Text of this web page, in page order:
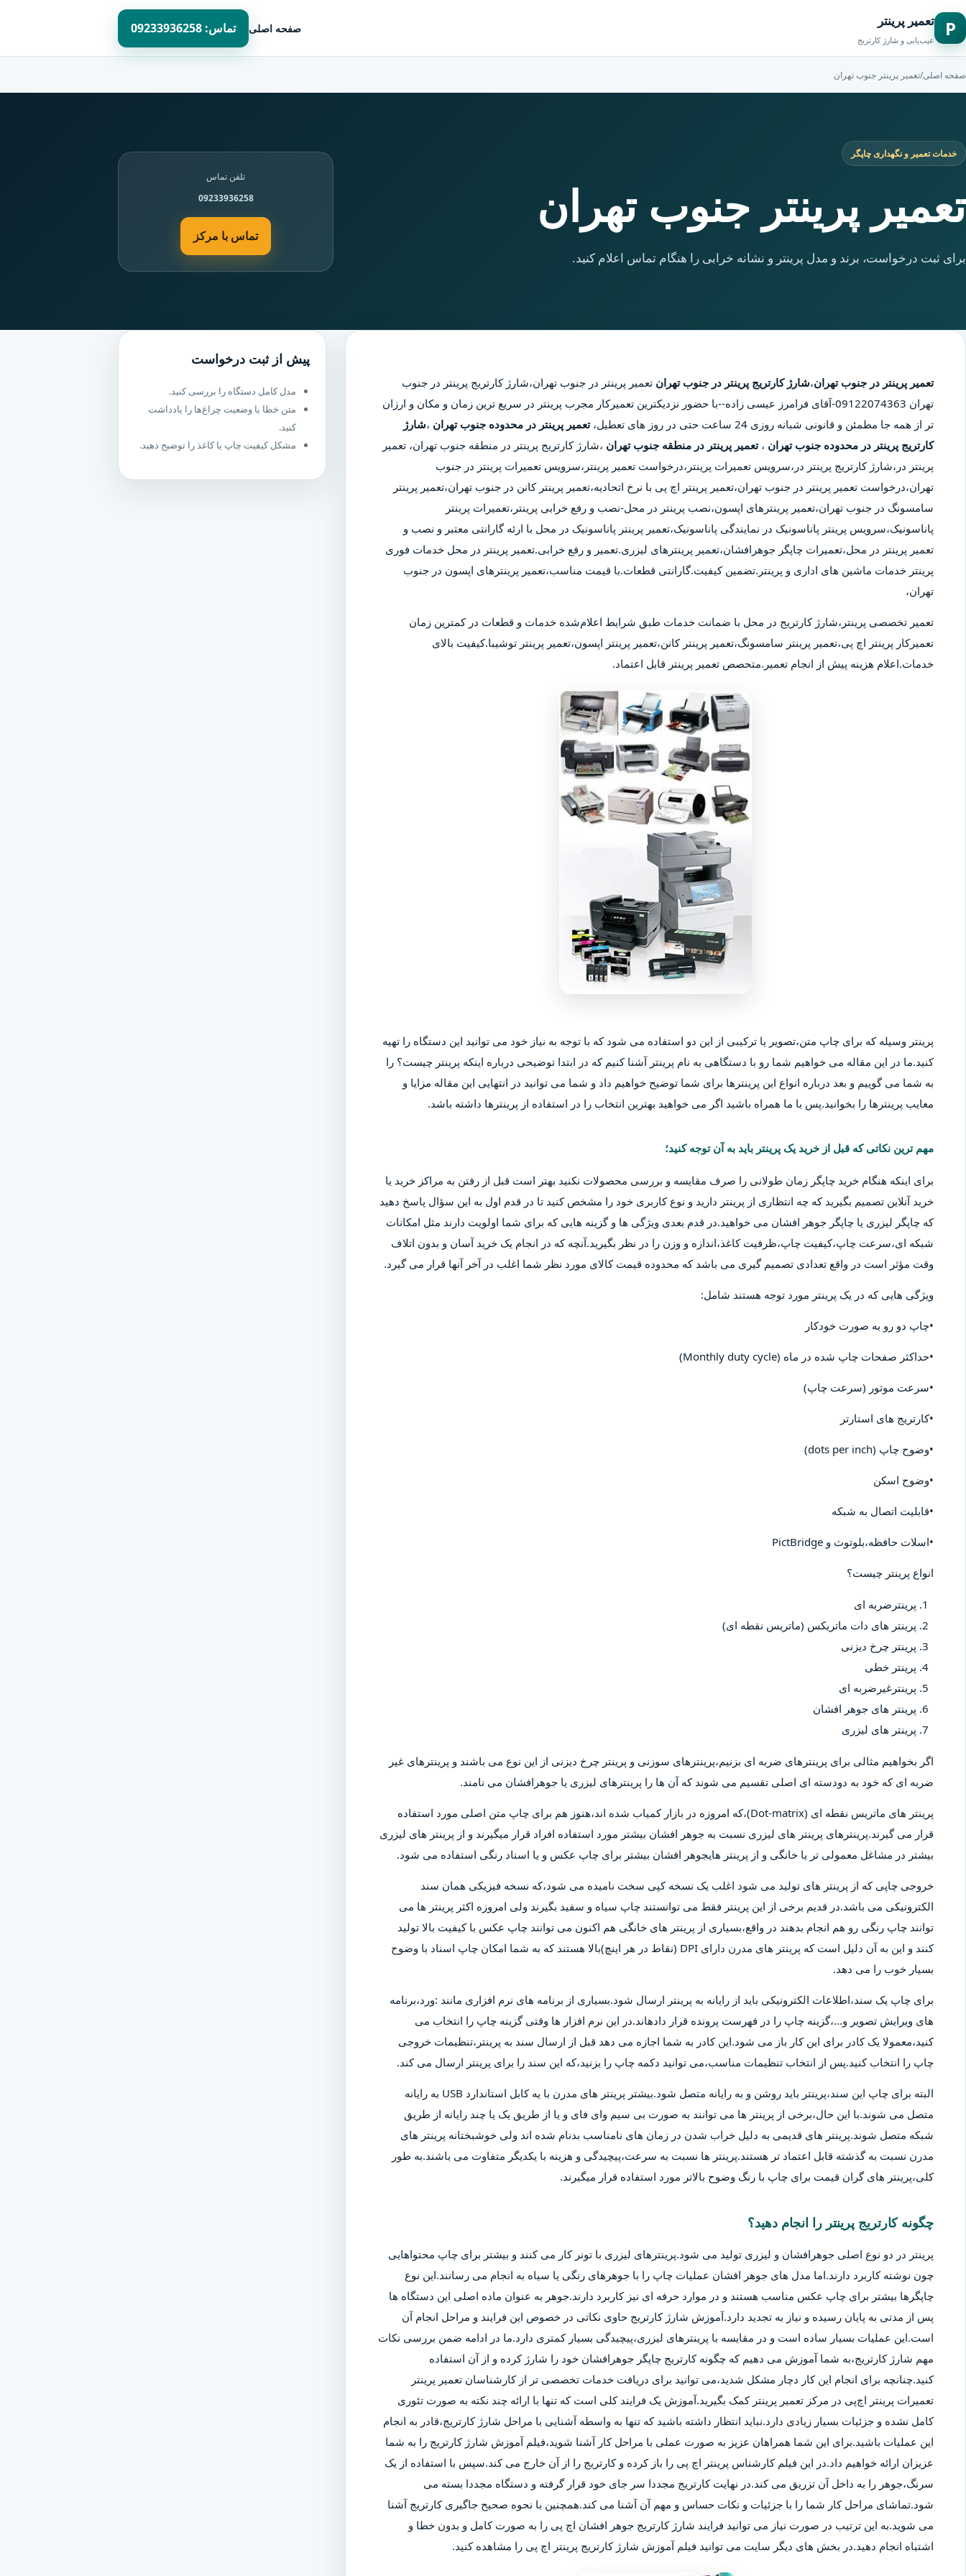
P تعمیر پرینتر
عیب‌یابی و شارژ کارتریج
صفحه اصلی تماس: 09233936258
صفحه اصلی/تعمیر پرینتر جنوب تهران
خدمات تعمیر و نگهداری چاپگر
تعمیر پرینتر جنوب تهران
برای ثبت درخواست، برند و مدل پرینتر و نشانه خرابی را هنگام تماس اعلام کنید.
تلفن تماس
09233936258
تماس با مرکز
تعمیر پرینتر در جنوب تهران،شارژ کارتریج پرینتر در جنوب تهران تعمیر پرینتر در جنوب تهران،شارژ کارتریج پرینتر در جنوب
تهران
09122074363-آقای فرامرز عیسی زاده--با حضور نزدیکترین تعمیرکار مجرب پرینتر در سریع ترین زمان و مکان و ارزان
تر از همه جا مطمئن و قانونی شبانه روزی 24 ساعت حتی در روز های تعطیل،
تعمیر پرینتر در محدوده جنوب تهران ،شارژ
کارتریج پرینتر در محدوده جنوب تهران ، تعمیر پرینتر در منطقه جنوب تهران ،شارژ کارتریج پرینتر در منطقه جنوب تهران، تعمیر
پرینتر در،شارژ کارتریج پرینتر در،سرویس تعمیرات پرینتر،درخواست تعمیر پرینتر،سرویس تعمیرات پرینتر در جنوب
تهران،درخواست تعمیر پرینتر در جنوب تهران،تعمیر پرینتر اچ پی با نرخ اتحادیه،تعمیر پرینتر کانن در جنوب تهران،تعمیر پرینتر
سامسونگ در جنوب تهران،تعمیر پرینترهای اپسون،نصب پرینتر در محل-نصب و رفع خرابی پرینتر،تعمیرات پرینتر
پاناسونیک،سرویس پرینتر پاناسونیک در نمایندگی پاناسونیک،تعمیر پرینتر پاناسونیک در محل با ارئه گارانتی معتبر و نصب و
تعمیر پرینتر در محل،تعمیرات چاپگر جوهرافشان،تعمیر پرینترهای لیزری.تعمیر و رفع خرابی.تعمیر پرینتر در محل خدمات فوری
پرینتر خدمات ماشین های اداری و پرینتر.تضمین کیفیت.گارانتی قطعات.با قیمت مناسب،تعمیر پرینترهای اپسون در جنوب
تهران،
تعمیر تخصصی پرینتر،شارژ کارتریج در محل با ضمانت خدمات طبق شرایط اعلام‌شده خدمات و قطعات در کمترین زمان
تعمیرکار پرینتر اچ پی،تعمیر پرینتر سامسونگ،تعمیر پرینتر کانن،تعمیر پرینتر اپسون،تعمیر پرینتر توشیبا.کیفیت بالای
خدمات.اعلام هزینه پیش از انجام تعمیر.متحصص تعمیر پرینتر قابل اعتماد.
پرینتر وسیله که برای چاپ متن،تصویر یا ترکیبی از این دو استفاده می شود که با توجه به نیاز خود می توانید این دستگاه را تهیه
کنید.ما در این مقاله می خواهیم شما رو با دستگاهی به نام پرینتر آشنا کنیم که در ابتدا توضیحی درباره اینکه پرینتر چیست؟ را
به شما می گوییم و بعد درباره انواع این پرینترها برای شما توضیح خواهیم داد و شما می توانید در انتهایی این مقاله مزایا و
معایب پرینترها را بخوانید.پس با ما همراه باشید اگر می خواهید بهترین انتخاب را در استفاده از پرینترها داشته باشد.
مهم ترین نکاتی که قبل از خرید یک پرینتر باید به آن توجه کنید؛
برای اینکه هنگام خرید چاپگر زمان طولانی را صرف مقایسه و بررسی محصولات نکنید بهتر است قبل از رفتن به مراکز خرید یا
خرید آنلاین تصمیم بگیرید که چه انتظاری از پرینتر دارید و نوع کاربری خود را مشخص کنید تا در قدم اول به این سؤال پاسخ دهید
که چاپگر لیزری یا چاپگر جوهر افشان می خواهید.در قدم بعدی ویژگی ها و گزینه هایی که برای شما اولویت دارند مثل امکانات
شبکه ای،سرعت چاپ،کیفیت چاپ،ظرفیت کاغذ،اندازه و وزن را در نظر بگیرید.آنچه که در انجام یک خرید آسان و بدون اتلاف
وقت مؤثر است در واقع تعدادی تصمیم گیری می باشد که محدوده قیمت کالای مورد نظر شما اغلب در آخر آنها قرار می گیرد.
ویژگی هایی که در یک پرینتر مورد توجه هستند شامل:
•چاپ دو رو به صورت خودکار
•حداکثر صفحات چاپ شده در ماه (Monthly duty cycle)
•سرعت موتور (سرعت چاپ)
•کارتریج های استارتر
•وضوح چاپ (dots per inch)
•وضوح اسکن
•قابلیت اتصال به شبکه
•اسلات حافظه،بلوتوث و PictBridge
انواع پرینتر چیست؟
پرینترضربه ای
پرینتر های دات ماتریکس (ماتریس نقطه ای)
پرینتر چرخ دیزنی
پرینتر خطی
پرینترغیرضربه ای
پرینتر های جوهر افشان
پرینتر های لیزری
اگر بخواهیم مثالی برای پرینترهای ضربه ای بزنیم،پرینترهای سوزنی و پرینتر چرخ دیزنی از این نوع می باشند و پرینترهای غیر
ضربه ای که خود به دودسته ای اصلی تقسیم می شوند که آن ها را پرینترهای لیزری یا جوهرافشان می نامند.
پرینتر های ماتریس نقطه ای (Dot-matrix)،که امروزه در بازار کمیاب شده اند،هنوز هم برای چاپ متن اصلی مورد استفاده
قرار می گیرند.پرینترهای پرینتر های لیزری نسبت به جوهر افشان بیشتر مورد استفاده افراد قرار میگیرند و از پرینتر های لیزری
بیشتر در مشاغل معمولی تر یا خانگی و از پرینتر هایجوهر افشان بیشتر برای چاپ عکس و یا اسناد رنگی استفاده می شود.
خروجی چاپی که از پرینتر های تولید می شود اغلب یک نسخه کپی سخت نامیده می شود،که نسخه فیزیکی همان سند
الکترونیکی می باشد.در قدیم برخی از این پرینتر فقط می توانستند چاپ سیاه و سفید بگیرند ولی امروزه اکثر پرینتر ها می
توانند چاپ رنگی رو هم انجام بدهند در واقع،بسیاری از پرینتر های خانگی هم اکنون می توانند چاپ عکس با کیفیت بالا تولید
کنند و این به آن دلیل است که پرینتر های مدرن دارای DPI (نقاط در هر اینچ)بالا هستند که به شما امکان چاپ اسناد با وضوح
بسیار خوب را می دهد.
برای چاپ یک سند،اطلاعات الکترونیکی باید از رایانه به پرینتر ارسال شود.بسیاری از برنامه های نرم افزاری مانند :ورد،برنامه
های ویرایش تصویر و...،گزینه چاپ را در فهرست پرونده قرار دادهاند.در این نرم افزار ها وقتی گزینه چاپ را انتخاب می
کنید،معمولا یک کادر برای این کار باز می شود.این کادر به شما اجازه می دهد قبل از ارسال سند به پرینتر،تنظیمات خروجی
چاپ را انتخاب کنید.پس از انتخاب تنظیمات مناسب،می توانید دکمه چاپ را بزنید،که این سند را برای پرینتر ارسال می کند.
البته برای چاپ این سند،پرینتر باید روشن و به رایانه متصل شود.بیشتر پرینتر های مدرن با یه کابل استاندارد USB به رایانه
متصل می شوند.با این حال،برخی از پرینتر ها می توانند به صورت بی سیم وای فای و یا از طریق یک یا چند رایانه از طریق
شبکه متصل شوند.پرینتر های قدیمی به دلیل خراب شدن در زمان های نامناسب بدنام شده اند ولی خوشبختانه پرینتر های
مدرن نسبت به گذشته قابل اعتماد تر هستند.پرینتر ها نسبت به سرعت،پیچیدگی و هزینه با یکدیگر متفاوت می باشند.به طور
کلی،پرینتر های گران قیمت برای چاپ با رنگ وضوح بالاتر مورد استفاده قرار میگیرند.
چگونه کارتریج پرینتر را انجام دهید؟
پرینتر در دو نوع اصلی جوهرافشان و لیزری تولید می شود.پرینترهای لیزری با تونر کار می کنند و بیشتر برای چاپ محتواهایی
چون نوشته کاربرد دارند.اما مدل های جوهر افشان عملیات چاپ را با جوهرهای رنگی یا سیاه به انجام می رسانند.این نوع
چاپگرها بیشتر برای چاپ عکس مناسب هستند و در موارد حرفه ای نیز کاربرد دارند.جوهر به عنوان ماده اصلی این دستگاه ها
پس از مدتی به پایان رسیده و نیاز به تجدید دارد.آموزش شارژ کارتریج حاوی نکاتی در خصوص این فرایند و مراحل انجام آن
است.این عملیات بسیار ساده است و در مقایسه با پرینترهای لیزری،پیچیدگی بسیار کمتری دارد.ما در ادامه ضمن بررسی نکات
مهم شارژ کارتریج،به شما آموزش می دهیم که چگونه کارتریج چاپگر جوهرافشان خود را شارژ کرده و از آن استفاده
کنید.چنانچه برای انجام این کار دچار مشکل شدید،می توانید برای دریافت خدمات تخصصی تر از کارشناسان تعمیر پرینتر
تعمیرات پرینتر اچ‌پی در مرکز تعمیر پرینتر کمک بگیرید.آموزش یک فرایند کلی است که تنها با ارائه چند نکته به صورت تئوری
کامل نشده و جزئیات بسیار زیادی دارد.نباید انتظار داشته باشید که تنها به واسطه آشنایی با مراحل شارژ کارتریج،قادر به انجام
این عملیات باشید.برای این شما همراهان عزیز به صورت عملی با مراحل کار آشنا شوید،فیلم آموزش شارژ کارتریج را به شما
عزیزان ارائه خواهیم داد.در این فیلم کارشناس پرینتر اچ پی را باز کرده و کارتریج را از آن خارج می کند.سپس با استفاده از یک
سرنگ،جوهر را به داخل آن تزریق می کند.در نهایت کارتریج مجددا سر جای خود قرار گرفته و دستگاه مجددا بسته می
شود.تماشای مراحل کار شما را با جزئیات و نکات حساس و مهم آن آشنا می کند.همچنین با نحوه صحیح جاگیری کارتریج آشنا
می شوید.به این ترتیب در صورت نیاز می توانید فرایند شارژ کارتریج جوهر افشان اچ پی را به صورت کامل و بدون خطا و
اشتباه انجام دهید.در بخش های دیگر سایت می توانید فیلم آموزش شارژ کارتریج پرینتر اچ پی را مشاهده کنید.
پیش از ثبت درخواست
مدل کامل دستگاه را بررسی کنید.
متن خطا یا وضعیت چراغ‌ها را یادداشت
کنید.
مشکل کیفیت چاپ یا کاغذ را توضیح دهید.